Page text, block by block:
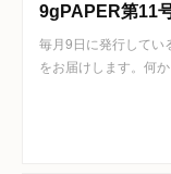
9gPAPER第11
毎月9日に発行してい
をお届けします。何